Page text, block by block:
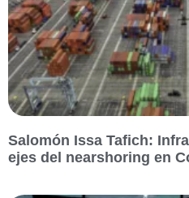
Salomón Issa Tafich:
ejes del nearshoring en